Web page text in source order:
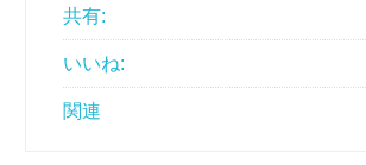
共有:
いいね:
関連